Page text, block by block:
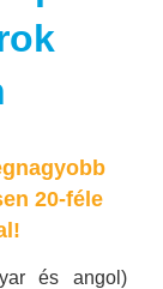
20-féle
és angol)